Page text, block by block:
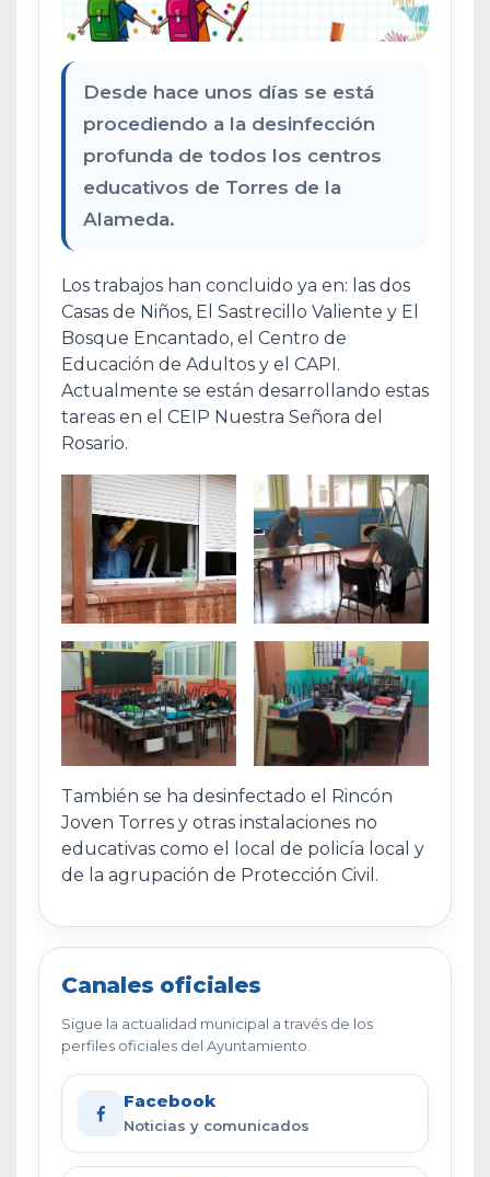
Desde hace unos días se está
procediendo a la desinfección
profunda de todos los centros
educativos de Torres de la
Alameda.
Los trabajos han concluido ya en: las dos
Casas de Niños, El Sastrecillo Valiente y El
Bosque Encantado, el Centro de
Educación de Adultos y el CAPI.
Actualmente se están desarrollando estas
tareas en el CEIP Nuestra Señora del
Rosario.
También se ha desinfectado el Rincón
Joven Torres y otras instalaciones no
educativas como el local de policía local y
de la agrupación de Protección Civil.
Canales oficiales
Sigue la actualidad municipal a través de los
perfiles oficiales del Ayuntamiento.
Facebook
Noticias y comunicados